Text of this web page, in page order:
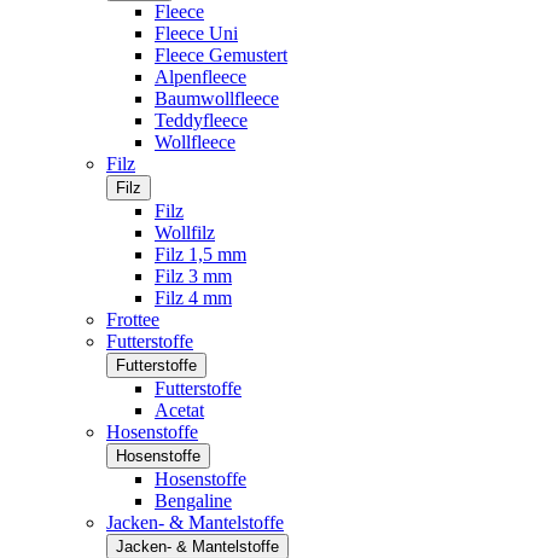
Fleece
Fleece Uni
Fleece Gemustert
Alpenfleece
Baumwollfleece
Teddyfleece
Wollfleece
Filz
Filz
Filz
Wollfilz
Filz 1,5 mm
Filz 3 mm
Filz 4 mm
Frottee
Futterstoffe
Futterstoffe
Futterstoffe
Acetat
Hosenstoffe
Hosenstoffe
Hosenstoffe
Bengaline
Jacken- & Mantelstoffe
Jacken- & Mantelstoffe